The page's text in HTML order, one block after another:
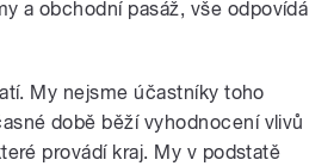
a obchodní pasáž, vše odpovídá
My nejsme účastníky toho
době běží vyhodnocení vlivů
provádí kraj. My v podstatě